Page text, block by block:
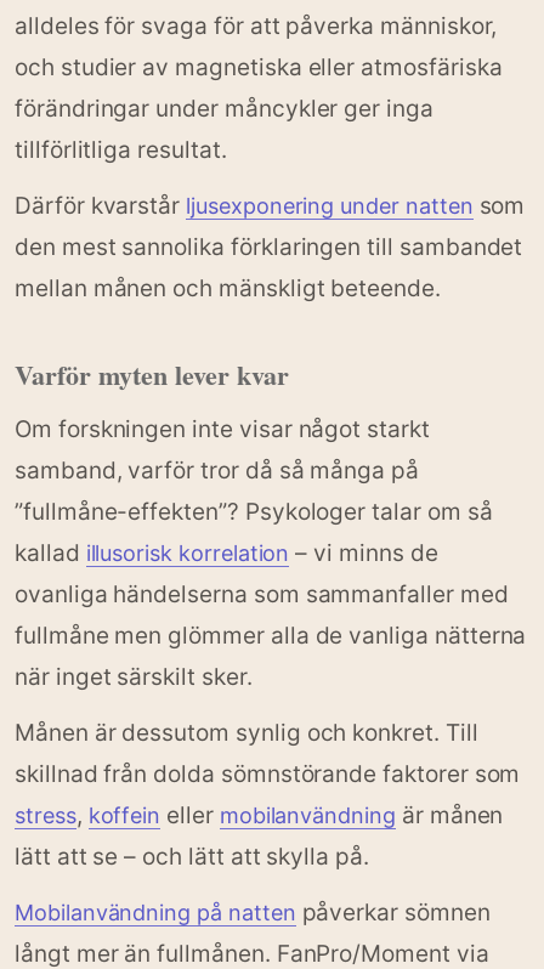
alldeles för svaga för att påverka människor,
och studier av magnetiska eller atmosfäriska
förändringar under måncykler ger inga
tillförlitliga resultat.
Därför kvarstår ljusexponering under natten som
den mest sannolika förklaringen till sambandet
mellan månen och mänskligt beteende.
Varför myten lever kvar
Om forskningen inte visar något starkt
samband, varför tror då så många på
”fullmåne-effekten”? Psykologer talar om så
kallad illusorisk korrelation – vi minns de
ovanliga händelserna som sammanfaller med
fullmåne men glömmer alla de vanliga nätterna
när inget särskilt sker.
Månen är dessutom synlig och konkret. Till
skillnad från dolda sömnstörande faktorer som
stress, koffein eller mobilanvändning är månen
lätt att se – och lätt att skylla på.
Mobilanvändning på natten påverkar sömnen
långt mer än fullmånen. FanPro/Moment via